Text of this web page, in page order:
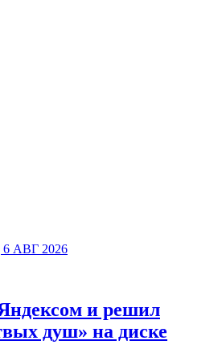
АВГ 2026
и решил
душ» на диске